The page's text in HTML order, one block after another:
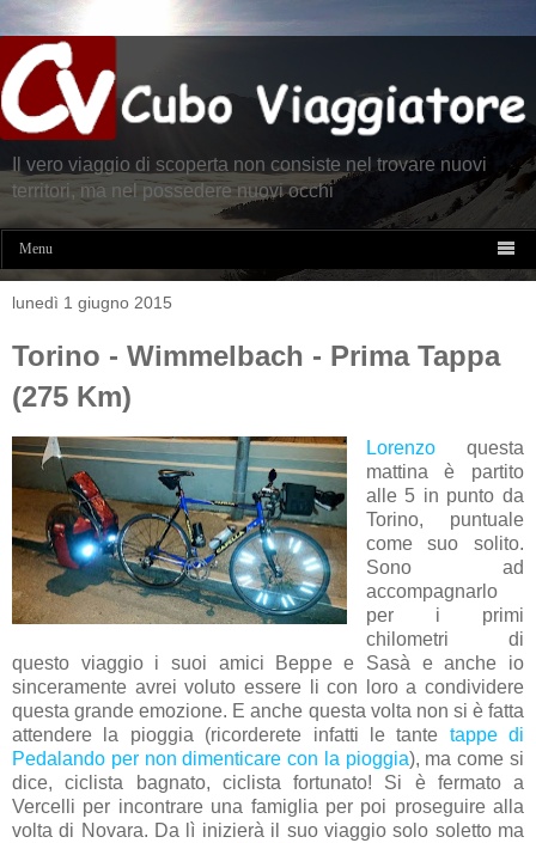
Il vero viaggio di scoperta non consiste nel trovare nuovi
territori, ma nel possedere nuovi occhi
Menu 
lunedì 1 giugno 2015
Torino - Wimmelbach - Prima Tappa
(275 Km)
Lorenzo questa
mattina è partito
alle 5 in punto da
Torino, puntuale
come suo solito.
Sono ad
accompagnarlo
per i primi
chilometri di
questo viaggio i suoi amici Beppe e Sasà e anche io
sinceramente avrei voluto essere li con loro a condividere
questa grande emozione. E anche questa volta non si è fatta
attendere la pioggia (ricorderete infatti le tante tappe di
Pedalando per non dimenticare con la pioggia), ma come si
dice, ciclista bagnato, ciclista fortunato! Si è fermato a
Vercelli per incontrare una famiglia per poi proseguire alla
volta di Novara. Da lì inizierà il suo viaggio solo soletto ma